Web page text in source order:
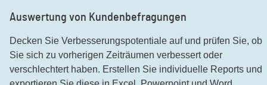
Auswertung von Kundenbefragungen
Decken Sie Verbesserungspotentiale auf und prüfen Sie, ob
Sie sich zu vorherigen Zeiträumen verbessert oder
verschlechtert haben. Erstellen Sie individuelle Reports und